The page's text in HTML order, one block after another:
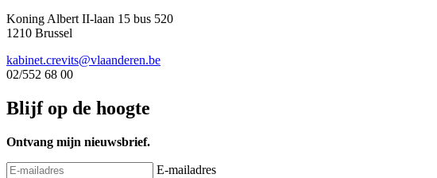
Koning Albert II-laan 15 bus 520
1210 Brussel
kabinet.crevits@vlaanderen.be
02/552 68 00
Blijf op de hoogte
Ontvang mijn nieuwsbrief.
E-mailadres